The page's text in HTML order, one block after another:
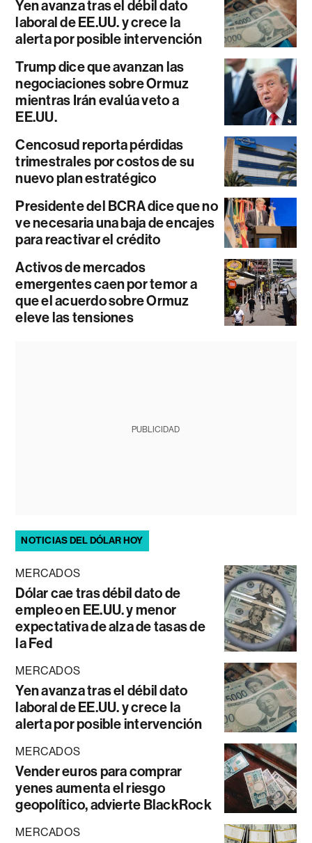
Yen avanza tras el débil dato
laboral de EE.UU. y crece la
alerta por posible intervención
Trump dice que avanzan las
negociaciones sobre Ormuz
mientras Irán evalúa veto a
EE.UU.
Cencosud reporta pérdidas
trimestrales por costos de su
nuevo plan estratégico
Presidente del BCRA dice que no
ve necesaria una baja de encajes
para reactivar el crédito
Activos de mercados
emergentes caen por temor a
que el acuerdo sobre Ormuz
eleve las tensiones
PUBLICIDAD
NOTICIAS DEL DÓLAR HOY
MERCADOS
Dólar cae tras débil dato de
empleo en EE.UU. y menor
expectativa de alza de tasas de
la Fed
MERCADOS
Yen avanza tras el débil dato
laboral de EE.UU. y crece la
alerta por posible intervención
MERCADOS
Vender euros para comprar
yenes aumenta el riesgo
geopolítico, advierte BlackRock
MERCADOS